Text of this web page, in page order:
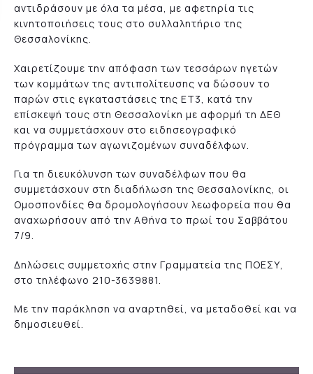
αντιδράσουν με όλα τα μέσα, με αφετηρία τις
κινητοποιήσεις τους στο συλλαλητήριο της
Θεσσαλονίκης.
Χαιρετίζουμε την απόφαση των τεσσάρων ηγετών
των κομμάτων της αντιπολίτευσης να δώσουν το
παρών στις εγκαταστάσεις της ΕΤ3, κατά την
επίσκεψή τους στη Θεσσαλονίκη με αφορμή τη ΔΕΘ
και να συμμετάσχουν στο ειδησεογραφικό
πρόγραμμα των αγωνιζομένων συναδέλφων.
Για τη διευκόλυνση των συναδέλφων που θα
συμμετάσχουν στη διαδήλωση της Θεσσαλονίκης, οι
Ομοσπονδίες θα δρομολογήσουν λεωφορεία που θα
αναχωρήσουν από την Αθήνα το πρωί του Σαββάτου
7/9.
Δηλώσεις συμμετοχής στην Γραμματεία της ΠΟΕΣΥ,
στο τηλέφωνο 210-3639881.
Με την παράκληση να αναρτηθεί, να μεταδοθεί και να
δημοσιευθεί.